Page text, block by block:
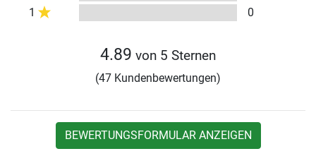
1
0
4.89 von 5 Sternen
(47 Kundenbewertungen)
BEWERTUNGSFORMULAR ANZEIGEN